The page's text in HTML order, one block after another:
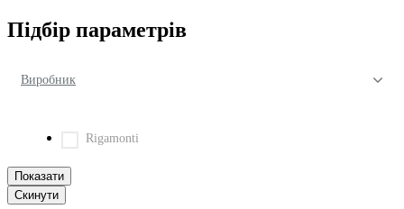
Підбір параметрів
Виробник
Rigamonti